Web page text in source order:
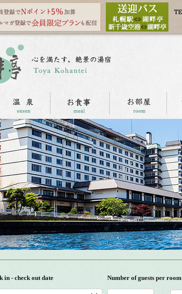
in - check out date Number of guests per room